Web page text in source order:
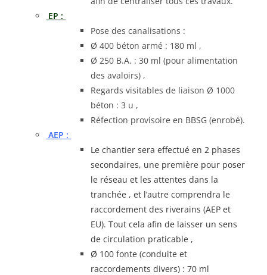
EP :
Pose des canalisations :
Ø 400 béton armé : 180 ml ,
Ø 250 B.A. : 30 ml (pour alimentation
des avaloirs) ,
Regards visitables de liaison Ø 1000
béton : 3 u ,
Réfection provisoire en BBSG (enrobé).
AEP :
Le chantier sera effectué en 2 phases
secondaires, une première pour poser
le réseau et les attentes dans la
tranchée , et l’autre comprendra le
raccordement des riverains (AEP et
EU). Tout cela afin de laisser un sens
de circulation praticable ,
Ø 100 fonte (conduite et
raccordements divers) : 70 ml